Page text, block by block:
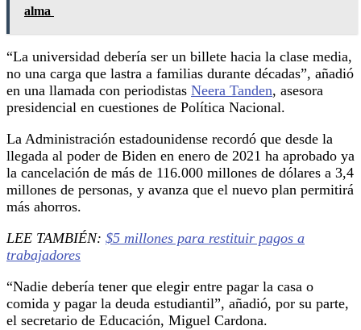
alma
“La universidad debería ser un billete hacia la clase media,
no una carga que lastra a familias durante décadas”, añadió
en una llamada con periodistas Neera Tanden, asesora
presidencial en cuestiones de Política Nacional.
La Administración estadounidense recordó que desde la
llegada al poder de Biden en enero de 2021 ha aprobado ya
la cancelación de más de 116.000 millones de dólares a 3,4
millones de personas, y avanza que el nuevo plan permitirá
más ahorros.
LEE TAMBIÉN: $5 millones para restituir pagos a
trabajadores
“Nadie debería tener que elegir entre pagar la casa o
comida y pagar la deuda estudiantil”, añadió, por su parte,
el secretario de Educación, Miguel Cardona.